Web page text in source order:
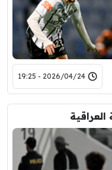
2026/04/24 - 19:25